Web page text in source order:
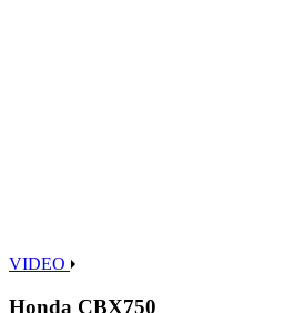
VIDEO
Honda CBX750